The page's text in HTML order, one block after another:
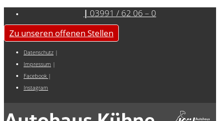
| 03991 / 62 06 – 0
Zu unseren offenen Stellen
Datenschutz |
Impressum |
Facebook |
Instagram